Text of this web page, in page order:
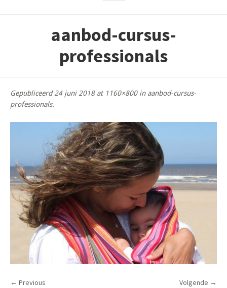
aanbod-cursus-
professionals
Gepubliceerd24 juni 2018at 1160×800 in aanbod-cursus-
professionals.
← Previous Volgende →